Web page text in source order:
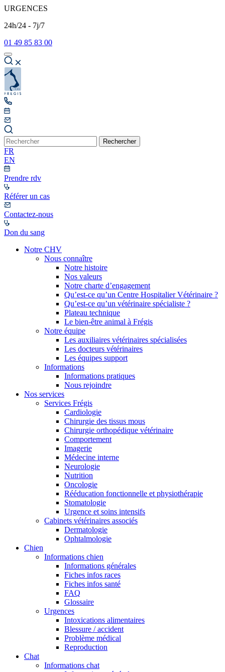
URGENCES
24h/24 - 7j/7
01 49 85 83 00
Rechercher
FR
EN
Prendre rdv
Référer un cas
Contactez-nous
Don du sang
Notre CHV
Nous connaître
Notre histoire
Nos valeurs
Notre charte d’engagement
Qu’est-ce qu’un Centre Hospitalier Vétérinaire ?
Qu’est-ce qu’un vétérinaire spécialiste ?
Plateau technique
Le bien-être animal à Frégis
Notre équipe
Les auxiliaires vétérinaires spécialisées
Les docteurs vétérinaires
Les équipes support
Informations
Informations pratiques
Nous rejoindre
Nos services
Services Frégis
Cardiologie
Chirurgie des tissus mous
Chirurgie orthopédique vétérinaire
Comportement
Imagerie
Médecine interne
Neurologie
Nutrition
Oncologie
Rééducation fonctionnelle et physiothérapie
Stomatologie
Urgence et soins intensifs
Cabinets vétérinaires associés
Dermatologie
Ophtalmologie
Chien
Informations chien
Informations générales
Fiches infos races
Fiches infos santé
FAQ
Glossaire
Urgences
Intoxications alimentaires
Blessure / accident
Problème médical
Reproduction
Chat
Informations chat